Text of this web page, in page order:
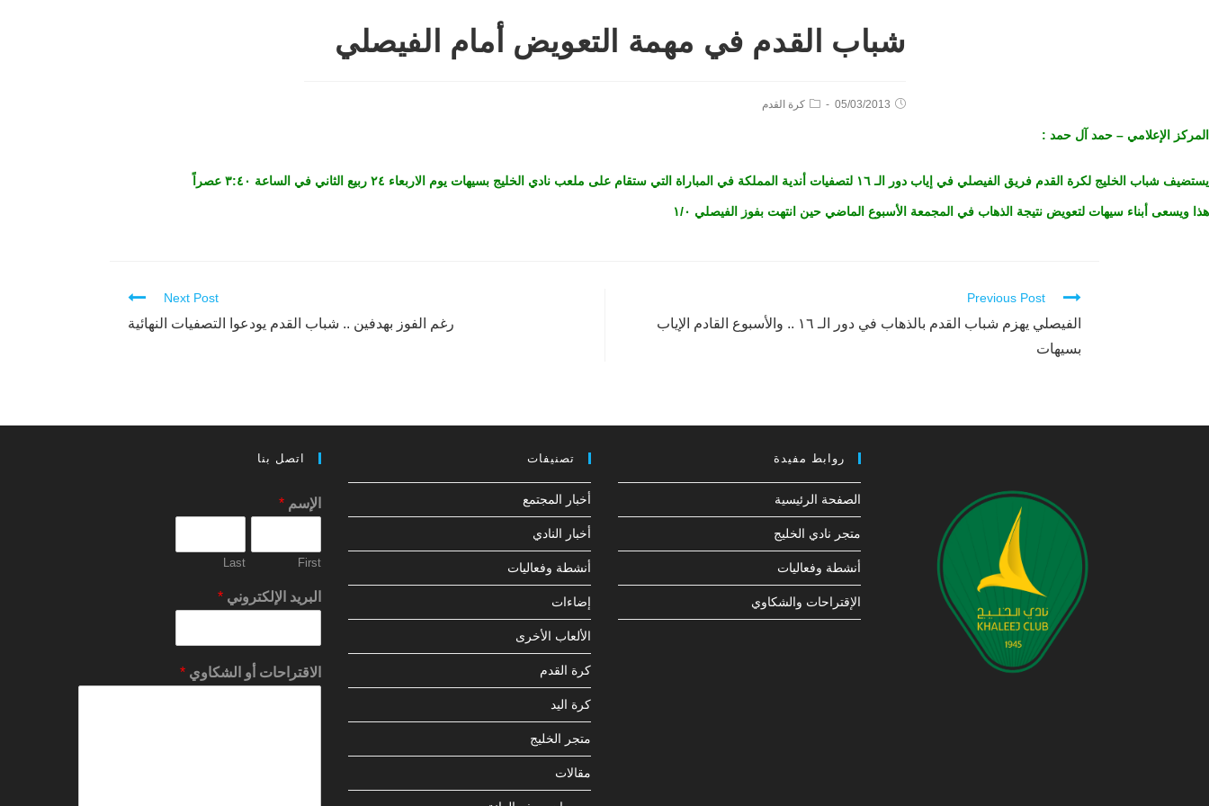
شباب القدم في مهمة التعويض أمام الفيصلي
05/03/2013 كرة القدم
المركز الإعلامي – حمد آل حمد :
يستضيف شباب الخليج لكرة القدم فريق الفيصلي في إياب دور الـ ١٦ لتصفيات أندية المملكة في المباراة التي ستقام على ملعب نادي الخليج بسيهات يوم الاربعاء ٢٤ ربيع الثاني في الساعة ٣:٤٠ عصراً
هذا ويسعى أبناء سيهات لتعويض نتيجة الذهاب في المجمعة الأسبوع الماضي حين انتهت بفوز الفيصلي ١/٠
Continue
Reading
Previous Post
الفيصلي يهزم شباب القدم بالذهاب في دور الـ ١٦ .. والأسبوع القادم الإياب
بسيهات
Next Post
رغم الفوز بهدفين .. شباب القدم يودعوا التصفيات النهائية
روابط مفيدة
الصفحة الرئيسية
متجر نادي الخليج
أنشطة وفعاليات
الإقتراحات والشكاوي
تصنيفات
أخبار المجتمع
أخبار النادي
أنشطة وفعاليات
إضاءات
الألعاب الأخرى
كرة القدم
كرة اليد
متجر الخليج
مقالات
اتصل بنا
الإسم *
First
Last
البريد الإلكتروني *
الاقتراحات أو الشكاوي *